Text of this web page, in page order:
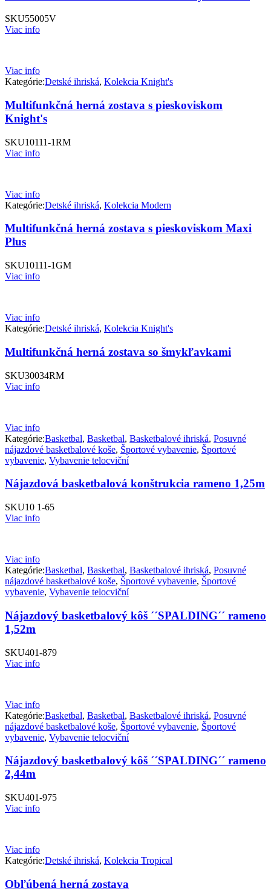
SKU55005V
Viac info
Viac info
Kategórie:Detské ihriská, Kolekcia Knight's
Multifunkčná herná zostava s pieskoviskom
Knight's
SKU10111-1RM
Viac info
Viac info
Kategórie:Detské ihriská, Kolekcia Modern
Multifunkčná herná zostava s pieskoviskom Maxi
Plus
SKU10111-1GM
Viac info
Viac info
Kategórie:Detské ihriská, Kolekcia Knight's
Multifunkčná herná zostava so šmykľavkami
SKU30034RM
Viac info
Viac info
Kategórie:Basketbal, Basketbal, Basketbalové ihriská, Posuvné
nájazdové basketbalové koše, Športové vybavenie, Športové
vybavenie, Vybavenie telocviční
Nájazdová basketbalová konštrukcia rameno 1,25m
SKU10 1-65
Viac info
Viac info
Kategórie:Basketbal, Basketbal, Basketbalové ihriská, Posuvné
nájazdové basketbalové koše, Športové vybavenie, Športové
vybavenie, Vybavenie telocviční
Nájazdový basketbalový kôš ´´SPALDING´´ rameno
1,52m
SKU401-879
Viac info
Viac info
Kategórie:Basketbal, Basketbal, Basketbalové ihriská, Posuvné
nájazdové basketbalové koše, Športové vybavenie, Športové
vybavenie, Vybavenie telocviční
Nájazdový basketbalový kôš ´´SPALDING´´ rameno
2,44m
SKU401-975
Viac info
Viac info
Kategórie:Detské ihriská, Kolekcia Tropical
Obľúbená herná zostava